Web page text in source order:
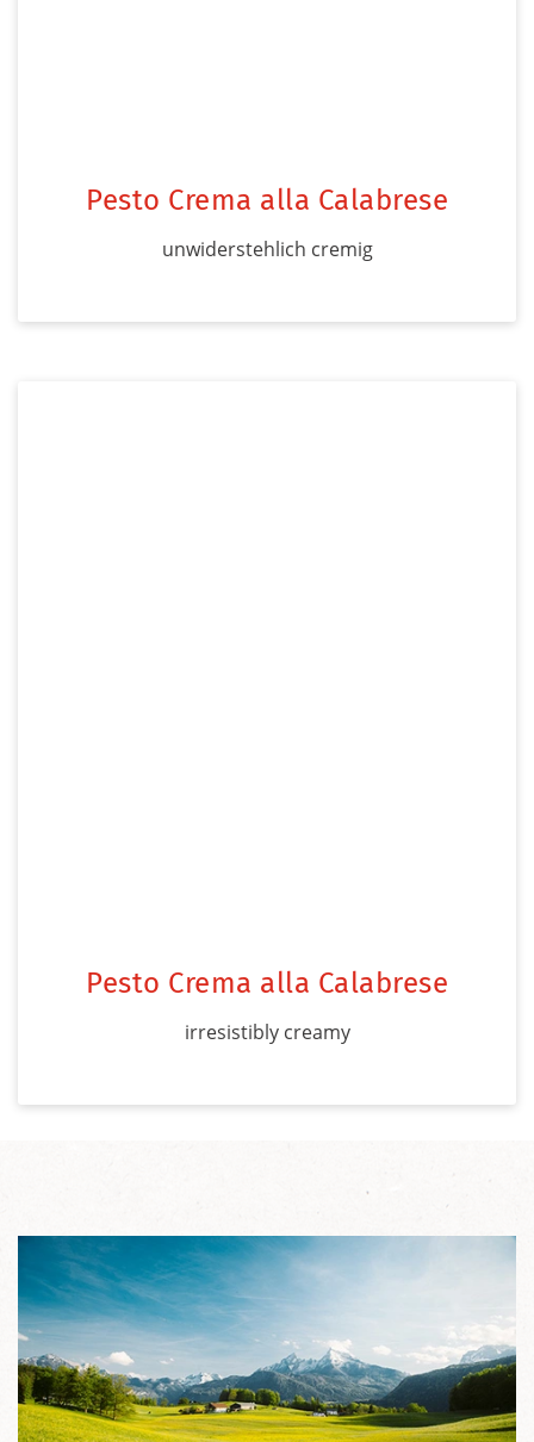
Pesto Crema alla Calabrese
unwiderstehlich cremig
Pesto Crema alla Calabrese
irresistibly creamy